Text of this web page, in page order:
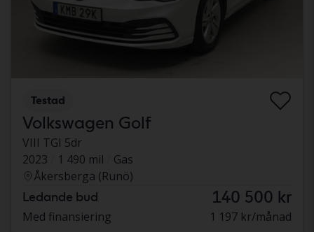
Testad
Volkswagen Golf
VIII TGI 5dr
2023
1 490 mil
Gas
Åkersberga (Runö)
Ledande bud 140 500 kr
Med finansiering 1 197 kr/månad